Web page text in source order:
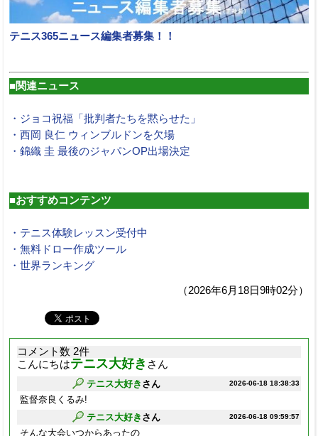
テニス365ニュース編集者募集！！
■関連ニュース
・ジョコ祝福「批判者たちを黙らせた」
・西岡 良仁 ウィンブルドンを欠場
・錦織 圭 最後のジャパンOP出場決定
■おすすめコンテンツ
・テニス体験レッスン受付中
・無料ドロー作成ツール
・世界ランキング
（2026年6月18日9時02分）
コメント数 2件
こんにちはテニス大好き さん
2026-06-18 18:38:33
テニス大好き さん
監督奈良くるみ!
2026-06-18 09:59:57
テニス大好き さん
そんな大会いつからあったの